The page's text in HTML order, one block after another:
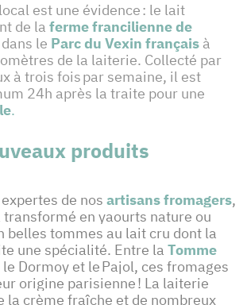
est une évidence : le lait
de la ferme francilienne de
le Parc du Vexin français à
de la laiterie. Collecté par
à trois fois par semaine, il est
24h après la traite pour une
.
produits
de nos artisans fromagers,
en yaourts nature ou
belles tommes au lait cru dont la
une spécialité. Entre la Tomme
le Dormoy et le Pajol, ces fromages
origine parisienne ! La laiterie
la crème fraîche et de nombreux